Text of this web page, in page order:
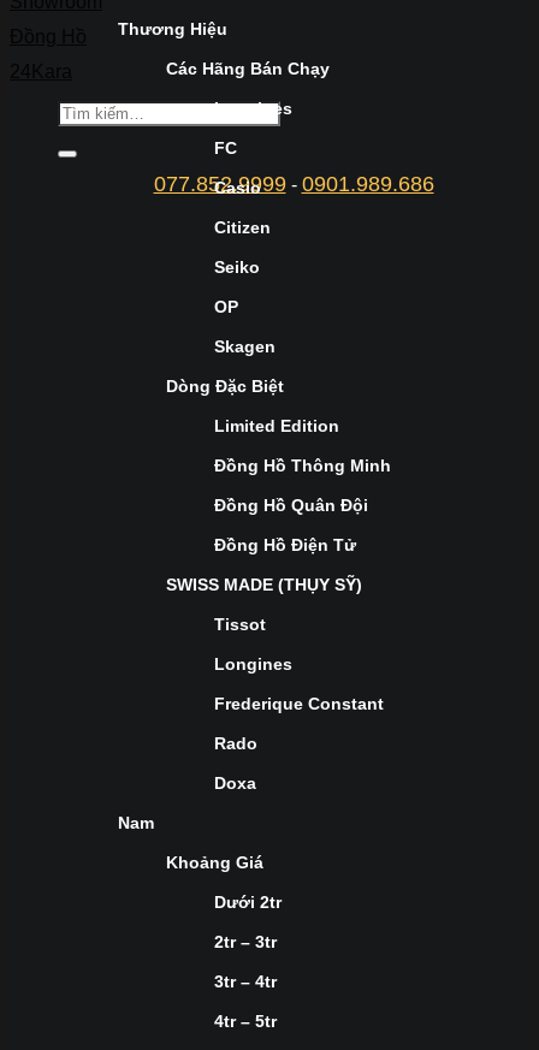
077.852.9999- 0901.989.686
Thương Hiệu
Các Hãng Bán Chạy
Longines
FC
Casio
Citizen
Seiko
OP
Skagen
Dòng Đặc Biệt
Limited Edition
Đồng Hồ Thông Minh
Đồng Hồ Quân Đội
Đồng Hồ Điện Tử
SWISS MADE (THỤY SỸ)
Tissot
Longines
Frederique Constant
Rado
Doxa
Nam
Khoảng Giá
Dưới 2tr
2tr – 3tr
3tr – 4tr
4tr – 5tr